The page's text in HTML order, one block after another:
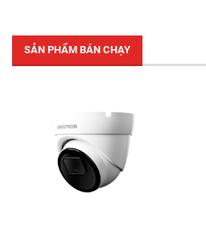
SẢN PHẨM BÁN CHẠY